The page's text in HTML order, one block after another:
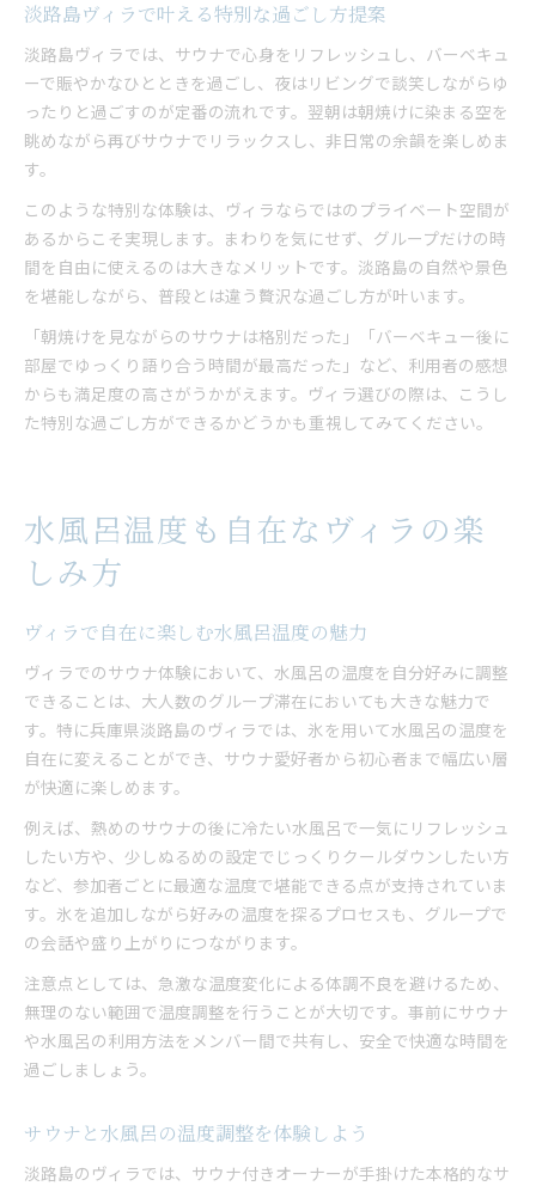
淡路島ヴィラで叶える特別な過ごし方提案
淡路島ヴィラでは、サウナで心身をリフレッシュし、バーベキュ
ーで賑やかなひとときを過ごし、夜はリビングで談笑しながらゆ
ったりと過ごすのが定番の流れです。翌朝は朝焼けに染まる空を
眺めながら再びサウナでリラックスし、非日常の余韻を楽しめま
す。
このような特別な体験は、ヴィラならではのプライベート空間が
あるからこそ実現します。まわりを気にせず、グループだけの時
間を自由に使えるのは大きなメリットです。淡路島の自然や景色
を堪能しながら、普段とは違う贅沢な過ごし方が叶います。
「朝焼けを見ながらのサウナは格別だった」「バーベキュー後に
部屋でゆっくり語り合う時間が最高だった」など、利用者の感想
からも満足度の高さがうかがえます。ヴィラ選びの際は、こうし
た特別な過ごし方ができるかどうかも重視してみてください。
水風呂温度も自在なヴィラの楽
しみ方
ヴィラで自在に楽しむ水風呂温度の魅力
ヴィラでのサウナ体験において、水風呂の温度を自分好みに調整
できることは、大人数のグループ滞在においても大きな魅力で
す。特に兵庫県淡路島のヴィラでは、氷を用いて水風呂の温度を
自在に変えることができ、サウナ愛好者から初心者まで幅広い層
が快適に楽しめます。
例えば、熱めのサウナの後に冷たい水風呂で一気にリフレッシュ
したい方や、少しぬるめの設定でじっくりクールダウンしたい方
など、参加者ごとに最適な温度で堪能できる点が支持されていま
す。氷を追加しながら好みの温度を探るプロセスも、グループで
の会話や盛り上がりにつながります。
注意点としては、急激な温度変化による体調不良を避けるため、
無理のない範囲で温度調整を行うことが大切です。事前にサウナ
や水風呂の利用方法をメンバー間で共有し、安全で快適な時間を
過ごしましょう。
サウナと水風呂の温度調整を体験しよう
淡路島のヴィラでは、サウナ付きオーナーが手掛けた本格的なサ